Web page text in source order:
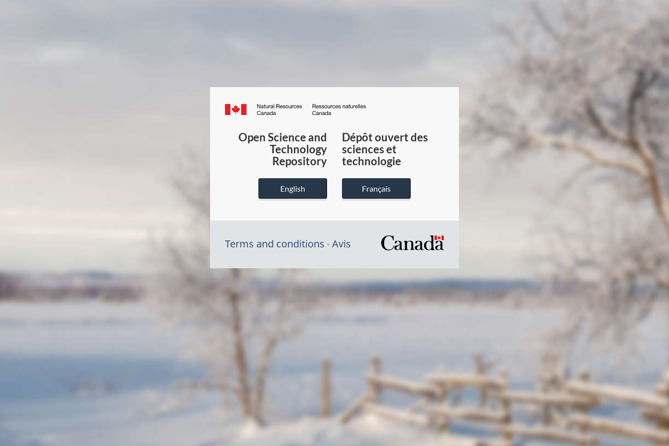
Canada.ca
du
Canada
Open Science and
Technology
Repository
English
Dépôt ouvert des
sciences et
technologie
Français
Terms and conditions Avis
/
du
gouvernement
du